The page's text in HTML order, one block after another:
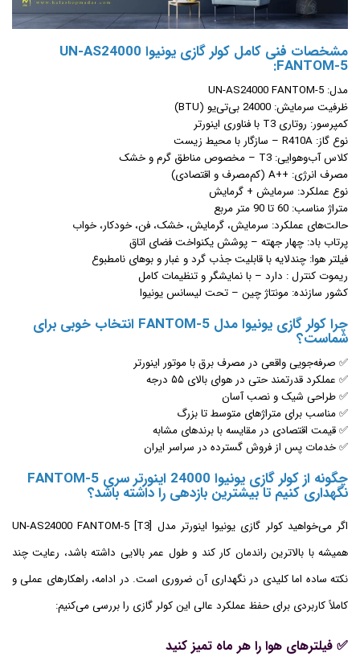
مشخصات فنی کامل کولر گازی یونیوا UN-AS24000
FANTOM-5:
مدل: UN-AS24000 FANTOM-5
ظرفیت سرمایش: 24000 بی‌تی‌یو (BTU)
کمپرسور: روتاری T3 با فناوری اینورتر
نوع گاز: R410A – سازگار با محیط زیست
کلاس آب‌وهوایی: T3 – مخصوص مناطق گرم و خشک
مصرف انرژی: ++A (کم‌مصرف و اقتصادی)
نوع عملکرد: سرمایش + گرمایش
متراژ مناسب: 60 تا 90 متر مربع
حالت‌های عملکرد: سرمایش، گرمایش، خشک، فن، خودکار، خواب
پرتاب باد: چهار جهته – پوشش یکنواخت فضای اتاق
فیلتر هوا: چندلایه با قابلیت جذب گرد و غبار و بوهای نامطبوع
ریموت کنترل : دارد – با نمایشگر و تنظیمات کامل
کشور سازنده: مونتاژ چین – تحت لیسانس یونیوا
چرا کولر گازی یونیوا مدل FANTOM-5 انتخاب خوبی برای
شماست؟
✅ صرفه‌جویی واقعی در مصرف برق با موتور اینورتر
✅ عملکرد قدرتمند حتی در هوای بالای ۵۵ درجه
✅ طراحی شیک و نصب آسان
✅ مناسب برای متراژهای متوسط تا بزرگ
✅ قیمت اقتصادی در مقایسه با برندهای مشابه
✅ خدمات پس از فروش گسترده در سراسر ایران
چگونه از کولر گازی یونیوا 24000 اینورتر سری FANTOM-5
نگهداری کنیم تا بیشترین بازدهی را داشته باشد؟
اگر می‌خواهید کولر گازی یونیوا اینورتر مدل UN-AS24000 FANTOM-5 [T3]
همیشه با بالاترین راندمان کار کند و طول عمر بالایی داشته باشد، رعایت چند
نکته ساده اما کلیدی در نگهداری آن ضروری است. در ادامه، راهکارهای عملی و
کاملاً کاربردی برای حفظ عملکرد عالی این کولر گازی را بررسی می‌کنیم:
✅ فیلترهای هوا را هر ماه تمیز کنید